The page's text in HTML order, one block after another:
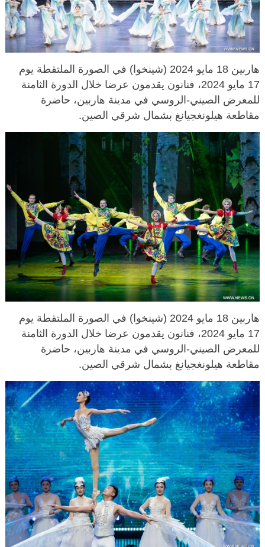
هاربين 18 مايو 2024 (شينخوا) في الصورة الملتقطة يوم
17 مايو 2024، فنانون يقدمون عرضا خلال الدورة الثامنة
للمعرض الصيني-الروسي في مدينة هاربين، حاضرة
مقاطعة هيلونغجيانغ بشمال شرقي الصين.
هاربين 18 مايو 2024 (شينخوا) في الصورة الملتقطة يوم
17 مايو 2024، فنانون يقدمون عرضا خلال الدورة الثامنة
للمعرض الصيني-الروسي في مدينة هاربين، حاضرة
مقاطعة هيلونغجيانغ بشمال شرقي الصين.